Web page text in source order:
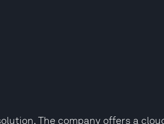
The company offers a